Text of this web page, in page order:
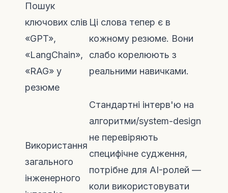
Пошук
ключових слів
«GPT»,
«LangChain»,
«RAG» у
резюме
Ці слова тепер є в
кожному резюме. Вони
слабо корелюють з
реальними навичками.
Використання
загального
інженерного
Стандартні інтерв'ю на
алгоритми/system-design
не перевіряють
специфічне судження,
потрібне для AI-ролей —
коли використовувати